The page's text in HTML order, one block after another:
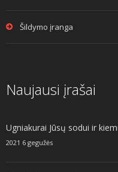
Šildymo įranga
Naujausi įrašai
Ugniakurai Jūsų sodui ir
2021 6 gegužės